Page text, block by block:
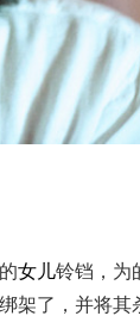
女儿铃铛，为
架了，并将其